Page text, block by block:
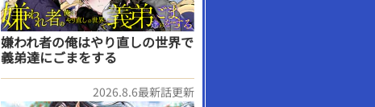
嫌われ者の俺はやり直しの世界で
義弟達にごまをする
2026.8.6最新話更新